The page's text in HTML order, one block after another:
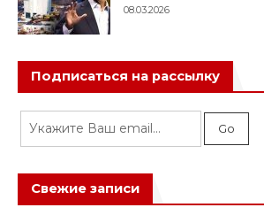
08.03.2026
Подписаться на рассылку
Свежие записи